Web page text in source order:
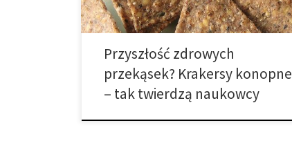
zdrowsze […]
Przyszłość zdrowych
przekąsek? Krakersy konopne
– tak twierdzą naukowcy